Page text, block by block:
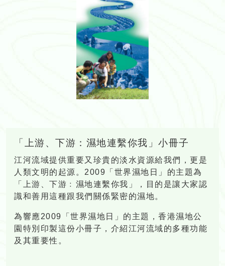
「上游、下游：濕地連繫你我」小冊子
江河流域提供重要又珍貴的淡水資源給我們，更是
人類文明的起源。2009「世界濕地日」的主題為
「上游、下游﹕濕地連繫你我」，目的是讓大家認
識和善用這種跟我們關係緊密的濕地。
為響應2009「世界濕地日」的主題，香港濕地公
園特別印製這份小冊子，介紹江河流域的多種功能
及其重要性。